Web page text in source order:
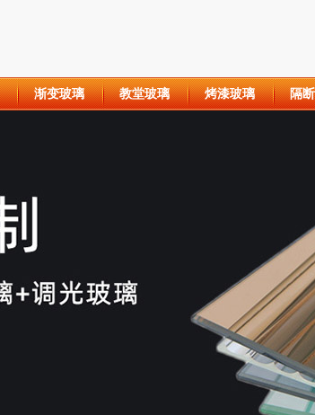
渐变玻璃 教堂玻璃 烤漆玻璃 隔